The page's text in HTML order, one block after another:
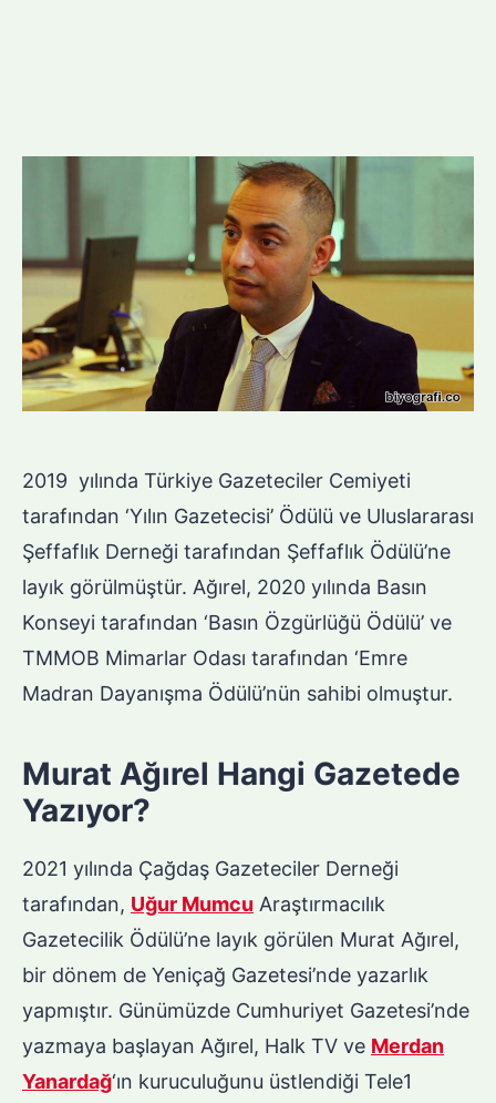
2019 yılında Türkiye Gazeteciler Cemiyeti
tarafından ‘Yılın Gazetecisi’ Ödülü ve Uluslararası
Şeffaflık Derneği tarafından Şeffaflık Ödülü’ne
layık görülmüştür. Ağırel, 2020 yılında Basın
Konseyi tarafından ‘Basın Özgürlüğü Ödülü’ ve
TMMOB Mimarlar Odası tarafından ‘Emre
Madran Dayanışma Ödülü’nün sahibi olmuştur.
Murat Ağırel Hangi Gazetede
Yazıyor?
2021 yılında Çağdaş Gazeteciler Derneği
tarafından, Uğur Mumcu Araştırmacılık
Gazetecilik Ödülü’ne layık görülen Murat Ağırel,
bir dönem de Yeniçağ Gazetesi’nde yazarlık
yapmıştır. Günümüzde Cumhuriyet Gazetesi’nde
yazmaya başlayan Ağırel, Halk TV ve Merdan
Yanardağ‘ın kuruculuğunu üstlendiği Tele1